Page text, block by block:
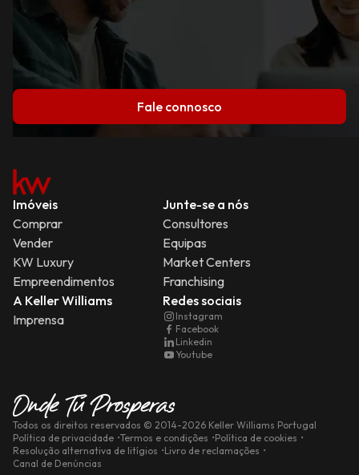
Fale connosco
Imóveis
Comprar
Vender
KW Luxury
Empreendimentos
Junte-se a nós
Consultores
Equipas
Market Centers
Franchising
A Keller Williams
Imprensa
Redes sociais
Instagram
Facebook
Linkedin
Youtube
Todos os direitos reservados © 2014-2026 Keller Williams Portugal
Política de privacidade Termos e condições
Política de cookies
Resolução alternativa de litígios
Livro de reclamações
Canal de Denúncias